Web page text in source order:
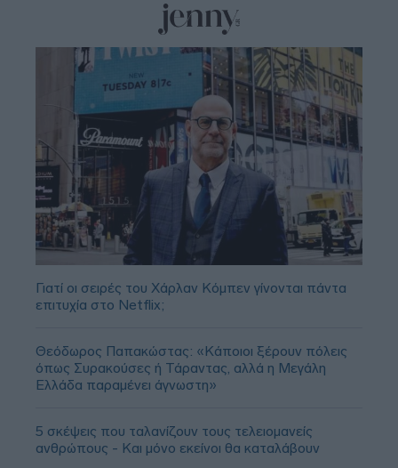
Γιατί οι σειρές του Χάρλαν Κόμπεν γίνονται πάντα
επιτυχία στο Netflix;
Θεόδωρος Παπακώστας: «Κάποιοι ξέρουν πόλεις
όπως Συρακούσες ή Τάραντας, αλλά η Μεγάλη
Ελλάδα παραμένει άγνωστη»
5 σκέψεις που ταλανίζουν τους τελειομανείς
ανθρώπους - Και μόνο εκείνοι θα καταλάβουν